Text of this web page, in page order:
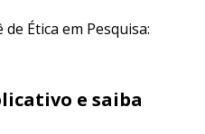
Ética em Pesquisa:
e saiba